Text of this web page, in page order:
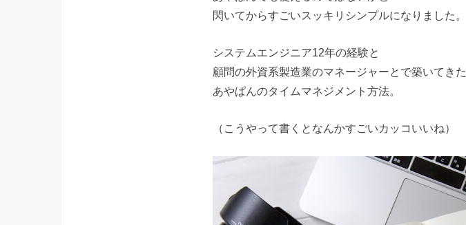
閃いてからすごいスッキリシンプルになりました。
システムエンジニア12年の経験と
顧問の外資系製造業のマネージャーとで築いてきた
あやぱんのタイムマネジメント方法。
（こうやって書くとなんかすごいカッコいいね）